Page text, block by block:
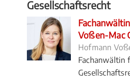
Gesellschaftsrecht
Voßen-Mac
Hofmann
Fachanwältin